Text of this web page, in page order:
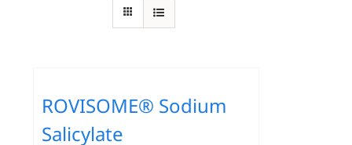
ROVISOME® Sodium
Salicylate